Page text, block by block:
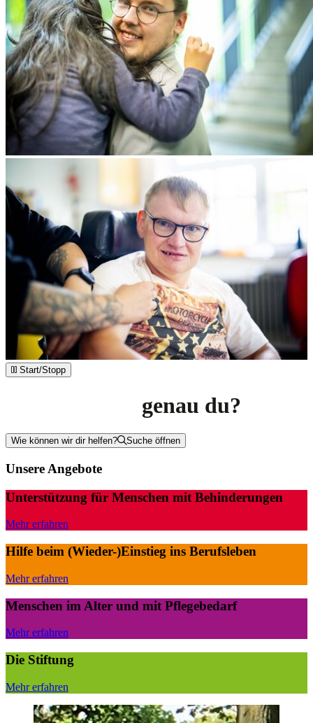
Start/Stopp
genau du?
Wie können wir dir helfen? Suche öffnen
Unsere Angebote
Unterstützung für Menschen mit Behinderungen
Mehr erfahren
Hilfe beim (Wieder-)Einstieg ins Berufsleben
Mehr erfahren
Menschen im Alter und mit Pflegebedarf
Mehr erfahren
Die Stiftung
Mehr erfahren